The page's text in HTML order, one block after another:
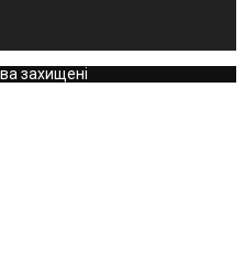
захищені